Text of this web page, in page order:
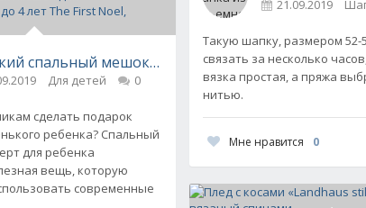
спальный мешок для новорожденных и до 4
Для детей 0
сделать подарок
ребенка? Спальный
для ребенка
вещь, которую
современные
21.09.2019
Такую шапку, размером 52-
связать за несколько
вязка простая, а пряжа
нитью.
Мне нравится 0